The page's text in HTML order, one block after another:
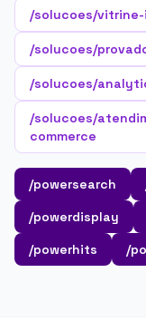
/solucoes/
/solucoes/
/solucoes/
/solucoes/
commerce
/powersearch
/powerdisplay
/powerhits
/